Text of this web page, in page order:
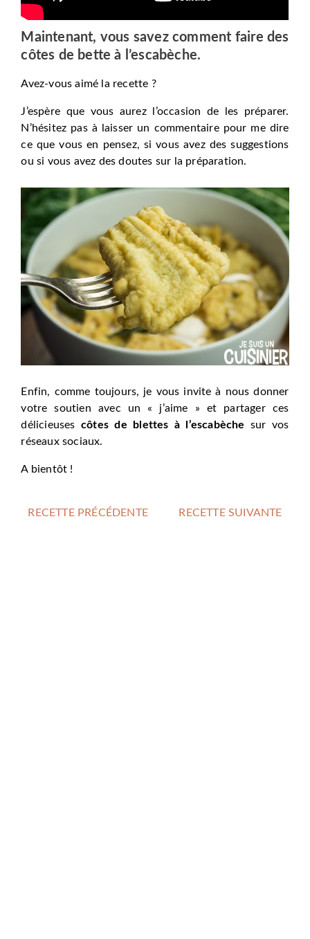
Maintenant, vous savez comment faire des
côtes de bette à l’escabèche.
Avez-vous aimé la recette ?
J’espère que vous aurez l’occasion de les préparer.
N’hésitez pas à laisser un commentaire pour me dire
ce que vous en pensez, si vous avez des suggestions
ou si vous avez des doutes sur la préparation.
Enfin, comme toujours, je vous invite à nous donner
votre soutien avec un « j’aime » et partager ces
délicieusescôtes de blettes à l’escabèche
sur vos
réseaux sociaux.
A bientôt !
RECETTE PRÉCÉDENTE RECETTE SUIVANTE